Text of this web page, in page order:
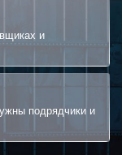
и
подрядчики и